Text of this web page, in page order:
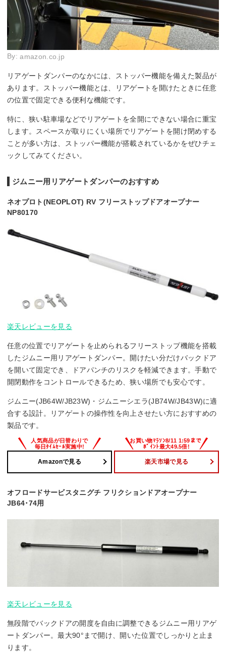
By:amazon.co.jp
リアゲートダンパーのなかには、ストッパー機能を備えた製品が
あります。ストッパー機能とは、リアゲートを開けたときに任意
の位置で固定できる便利な機能です。
特に、狭い駐車場などでリアゲートを全開にできない場合に重宝
します。スペースが取りにくい場所でリアゲートを開け閉めする
ことが多い方は、ストッパー機能が搭載されているかをぜひチェ
ックしてみてください。
ジムニー用リアゲートダンパーのおすすめ
ネオプロト(NEOPLOT) RV フリーストップドアオープナー
NP80170
楽天レビューを見る
任意の位置でリアゲートを止められるフリーストップ機能を搭載
したジムニー用リアゲートダンパー。開けたい分だけバックドア
を開いて固定でき、ドアパンチのリスクを軽減できます。手動で
開閉動作をコントロールできるため、狭い場所でも安心です。
ジムニー(JB64W/JB23W)・ジムニーシエラ(JB74W/JB43W)に適
合する設計。リアゲートの操作性を向上させたい方におすすめの
製品です。
Amazonで見る 楽天市場で見る
オフロードサービスタニグチ フリクションドアオープナー
JB64･74用
楽天レビューを見る
無段階でバックドアの開度を自由に調整できるジムニー用リアゲ
ートダンパー。最大90°まで開け、開いた位置でしっかりと止ま
ります。